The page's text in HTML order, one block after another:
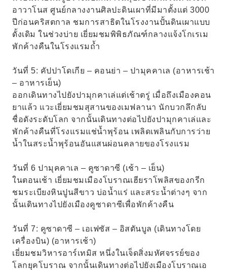
อาวาโนส ศูนย์กลางงานศิลปะดินเผาที่มีมาตั้งแต่ 3000
ปีก่อนคริสตกาล ชมการสาธิตในโรงงานปั้นดินเผาแบบ
ดั้งเดิม ในช่วงบ่าย เยี่ยมชมพิพิธภัณฑ์กลางแจ้งโกเรเม
พักค้างคืนในโรงแรมถ้ำ
วันที่ 5: คัปปาโดเกีย – คอนย่า – ปามุคคาเล (อาหารเช้า
– อาหารเย็น)
ออกเดินทางไปยังปามุกคาเล่แต่เช้าตรู่ เมื่อถึงเมืองคอน
ยาแล้ว แวะเยี่ยมชมสุสานของเมฟลานา นักบวกลึกลับ
ชื่อดังระดับโลก จากนั้นเดินทางต่อไปยังปามุกคาเล่และ
พักค้างคืนที่โรงแรมแช่น้ำพุร้อน เพลิดเพลินกับการว่าย
น้ำในสระน้ำพุร้อนอันแสนผ่อนคลายของโรงแรม
วันที่ 6 ปามุคคาเล – คูซาดาซี (เช้า – เย็น)
ในตอนเช้า เยี่ยมชมเมืองโบราณเฮียราโพลิสของกรีก
ชมระเบียงหินปูนสีขาว บ่อน้ำแร่ และสระน้ำต่างๆ จาก
นั้นเดินทางไปยังเมืองคูซาดาซีเพื่อพักค้างคืน
วันที่ 7: คูซาดาซี – เอเฟซัส – อิสตันบูล (เดินทางโดย
เครื่องบิน) (อาหารเช้า)
เยี่ยมชมวิหารอาร์เทมิส หนึ่งในเจ็ดสิ่งมหัศจรรย์ของ
โลกยุคโบราณ จากนั้นเดินทางต่อไปยังเมืองโบราณเอ